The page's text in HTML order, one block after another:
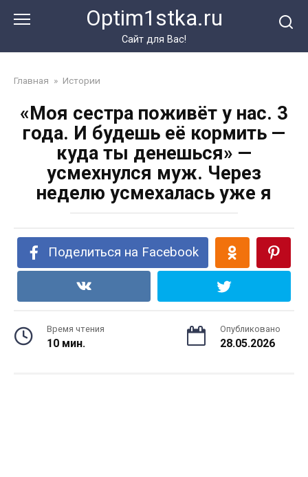
Optim1stka.ru
Сайт для Вас!
Главная » Истории
«Моя сестра поживёт у нас. 3
года. И будешь её кормить —
куда ты денешься» —
усмехнулся муж. Через
неделю усмехалась уже я
Поделиться на Facebook
Время чтения
10 мин.
Опубликовано
28.05.2026